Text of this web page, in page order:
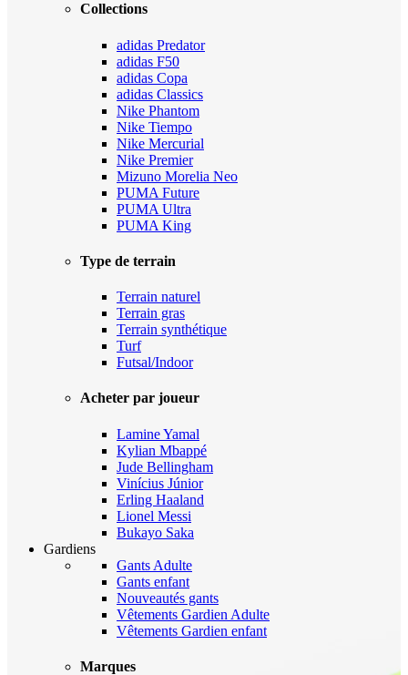
Collections
adidas Predator
adidas F50
adidas Copa
adidas Classics
Nike Phantom
Nike Tiempo
Nike Mercurial
Nike Premier
Mizuno Morelia Neo
PUMA Future
PUMA Ultra
PUMA King
Type de terrain
Terrain naturel
Terrain gras
Terrain synthétique
Turf
Futsal/Indoor
Acheter par joueur
Lamine Yamal
Kylian Mbappé
Jude Bellingham
Vinícius Júnior
Erling Haaland
Lionel Messi
Bukayo Saka
Gardiens
Gants Adulte
Gants enfant
Nouveautés gants
Vêtements Gardien Adulte
Vêtements Gardien enfant
Marques